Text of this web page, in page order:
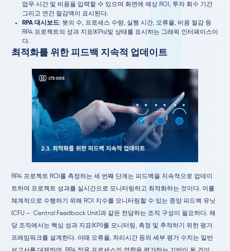
업무 시간 및 비용을 입력할 수 있으며 화면에 예상 ROI, 투자 회수 기간
그리고 연간 절감액이 표시된다.
RPA 대시보드: 봇의 수, 프로세스 수량, 실행 시간, 오류율, 비용 절감 등
RPA 프로젝트의 성과 지표(KPIs)및 상태를 표시하는 그래픽 인터페이스이
다.
최적화를 위한 피드백 지속적 업데이트
RPA 프로젝트 ROI를 측정하는 세 번째 단계는 피드백을 지속적으로 업데이
트하여 프로젝트 성과를 실시간으로 모니터링하고 최적화하는 것이다. 이를
체계적으로 수행하기 위해 ROI 지수를 모니터링할 수 있는 중앙 피드백 유닛
(CFU – Central Feedback Unit)과 같은 전담하는 조직 구성이 필요하다. 해
당 조직에서는 핵심 성과 지표(KPI)를 모니터링, 측정 및 추적하기 위한 평가
프레임워크를 설계한다. 이때 오류율, 처리시간 등의 세부 평가 수치는 일반